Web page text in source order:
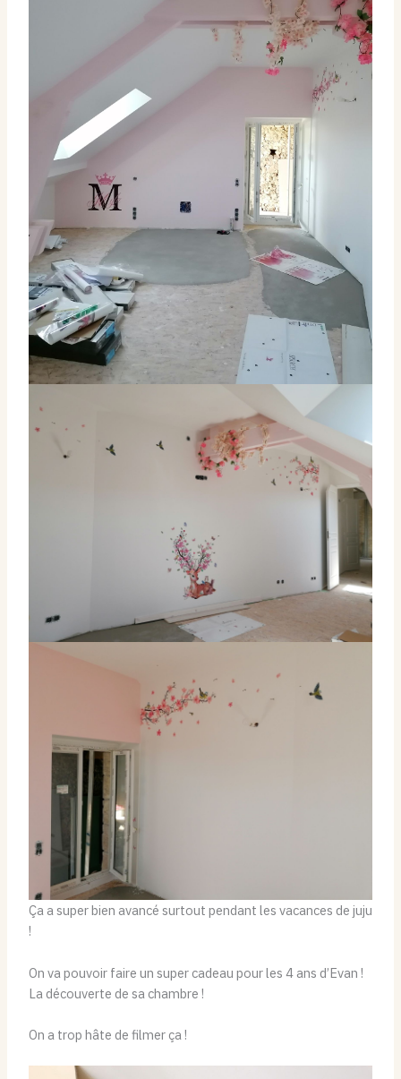
Ça a super bien avancé surtout pendant les vacances de juju
!
On va pouvoir faire un super cadeau pour les 4 ans d’Evan !
La découverte de sa chambre !
On a trop hâte de filmer ça !